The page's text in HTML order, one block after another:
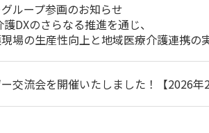
ループ参画のお知らせ
DXのさらなる推進を通じ、
場の生産性向上と地域医療介護連携の
交流会を開催いたしました！【2026年